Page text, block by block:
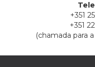
+351
+351
(chamada para